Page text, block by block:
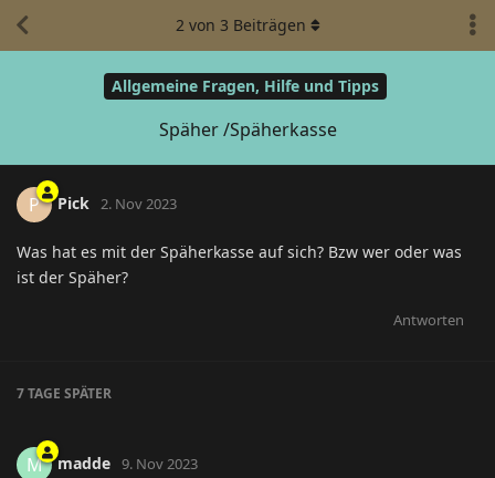
Allgemeine Fragen, Hilfe und Tipps
Späher /Späherkasse
2von 3 Beiträgen
P Pick 2. Nov 2023
Was hat es mit der Späherkasse auf sich? Bzw wer oder was
ist der Späher?
Antworten
7 TAGE SPÄTER
M madde 9. Nov 2023